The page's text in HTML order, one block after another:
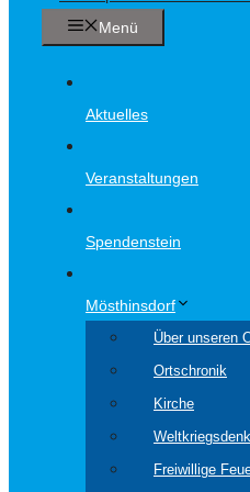
Menü
Aktuelles
Veranstaltungen
Spendenstein
Mösthinsdorf
Über unseren
Ortschronik
Kirche
Freiwillige